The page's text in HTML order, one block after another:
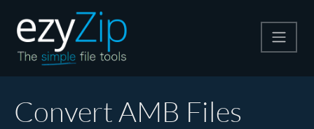
Convert AMB Files